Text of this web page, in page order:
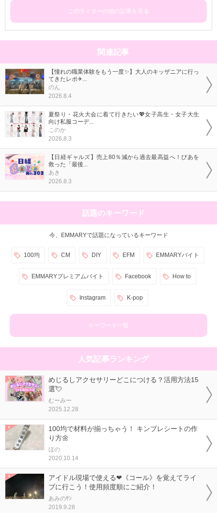
このライターの他の記事を見る
関連記事
【憧れの職業体験をもう一度✨】大人のキッザニアに行っ
てきたレポ✈...
のん
2026.8.4
夏祭り・花火大会に着て行きたい💖女子高生・女子大生
向け私服コーデ...
このか
2026.8.3
【日経ギャルズ】売上80％減から過去最高益へ！ぴあを
救った「最後...
あき
2026.8.3
話題のキーワード
今、EMMARYで話題になっているキーワード
100均 CM DIY EFM EMMARYバイト
EMMARYプレミアムバイト Facebook How to
Instagram K-pop
キーワード一覧
人気記事ランキング
めじるしアクセサリーどこにつける？活用方法15
選💘
むーみー
2025.12.28
100均で材料が揃っちゃう！ キンブレシートの作
り方🌼
ほの
2020.10.14
アイドル現場で使える❤《コール》を覚えてライ
ブに行こう！使用頻度順にご紹介！
あみのｻﾝ
2019.9.28